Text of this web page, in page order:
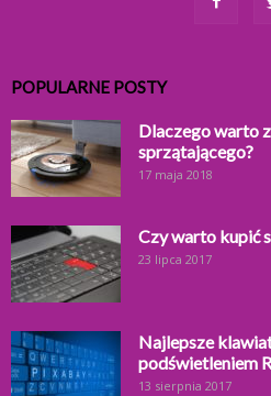
POPULARNE POSTY
Dlaczego warto
sprzątającego?
17 maja 2018
Czy warto kupić
23 lipca 2017
Najlepsze
podświetleniem
13 sierpnia 2017